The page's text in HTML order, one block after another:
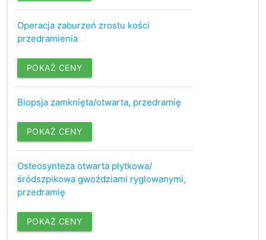
Operacja zaburzeń zrostu kości
przedramienia
POKAŻ CENY
Biopsja zamknięta/otwarta, przedramię
POKAŻ CENY
Osteosynteza otwarta płytkowa/
śródszpikowa gwoździami ryglowanymi,
przedramię
POKAŻ CENY